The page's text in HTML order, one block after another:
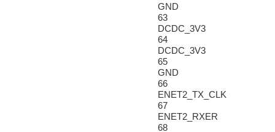
GND
63
DCDC_3V3
64
DCDC_3V3
65
GND
66
ENET2_TX_CLK
67
ENET2_RXER
68